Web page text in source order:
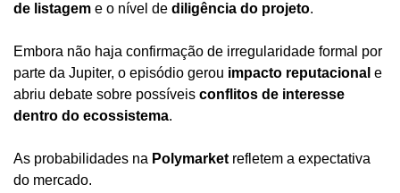
de listagem e o nível de diligência do projeto.
Embora não haja confirmação de irregularidade formal por
parte da Jupiter, o episódio gerou impacto reputacional e
abriu debate sobre possíveis conflitos de interesse
dentro do ecossistema.
As probabilidades na Polymarket refletem a expectativa
do mercado.